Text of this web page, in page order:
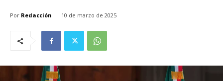
Por Redacción 10 de marzo de 2025